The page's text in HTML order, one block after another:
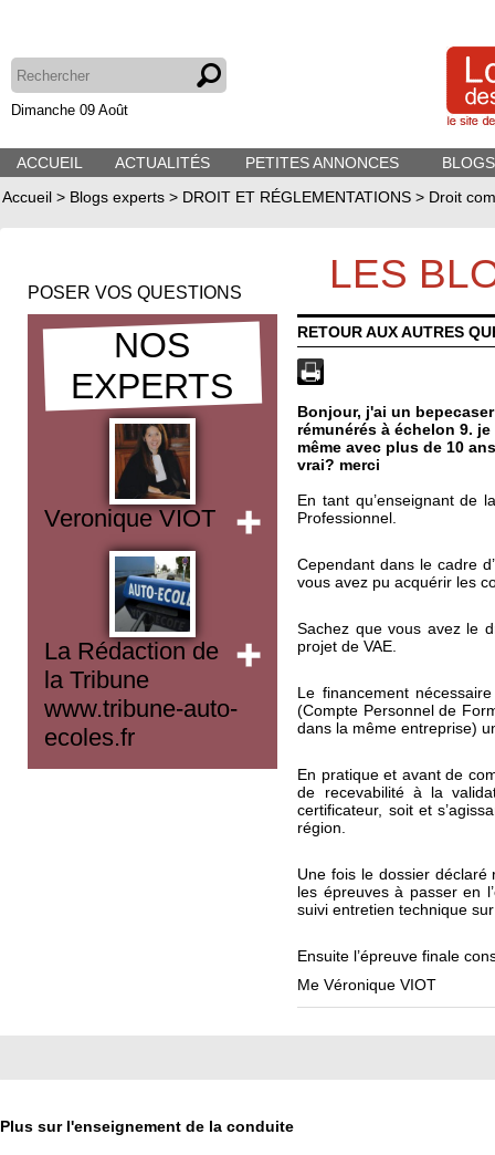
Dimanche 09 Août
ACCUEIL ACTUALITÉS PETITES ANNONCES
Accueil > Blogs experts > DROIT ET RÉGLEMENTATIONS > Droit
POSER VOS QUESTIONS LES
NOS
EXPERTS
Veronique VIOT
La Rédaction de
la Tribune
www.tribune-auto-
ecoles.fr
RETOUR AUX AUTRES
Bonjour, j'ai un
rémunérés à échelon 9.
même avec plus de 10
vrai? merci
En tant qu’enseignant de
Professionnel.
Cependant dans le cadre
vous avez pu acquérir les
Sachez que vous avez le
projet de VAE.
Le financement
(Compte Personnel de
dans la même entreprise)
En pratique et avant de
de recevabilité à la
certificateur, soit et
région.
Une fois le dossier déclaré
les épreuves à passer en
suivi entretien technique
Ensuite l’épreuve finale
Me Véronique VIOT
Plus sur l'enseignement de la conduite